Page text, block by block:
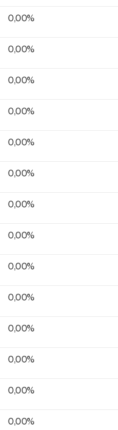
0,00%
0,00%
0,00%
0,00%
0,00%
0,00%
0,00%
0,00%
0,00%
0,00%
0,00%
0,00%
0,00%
0,00%